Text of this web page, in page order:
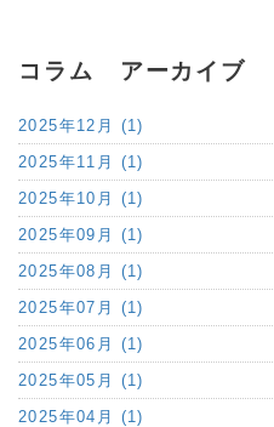
コラム アーカイブ
2025年12月 (1)
2025年11月 (1)
2025年10月 (1)
2025年09月 (1)
2025年08月 (1)
2025年07月 (1)
2025年06月 (1)
2025年05月 (1)
2025年04月 (1)